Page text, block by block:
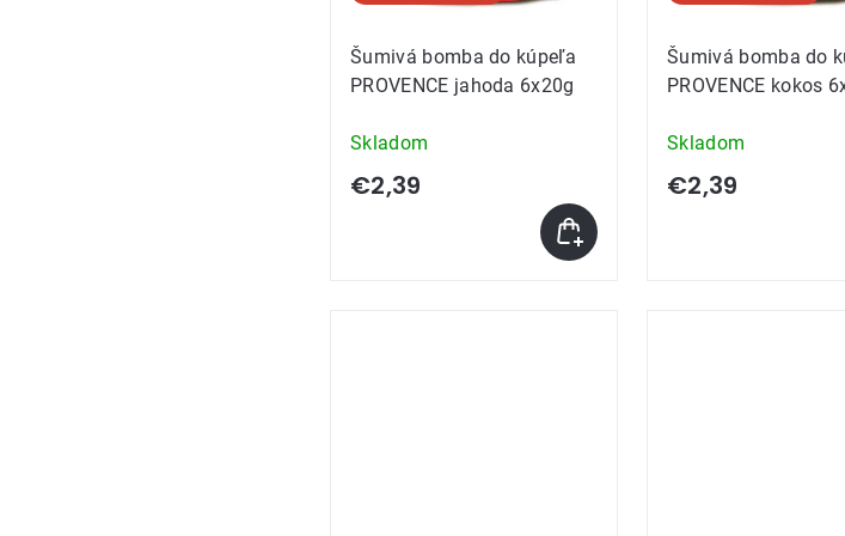
Šumivá bomba do kúpeľa
PROVENCE jahoda 6x20g
Skladom
€2,39
Šumivá bomba do
PROVENCE kokos
Skladom
€2,39